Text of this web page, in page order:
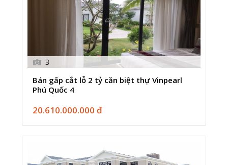
3
Bán gấp cắt lỗ 2 tỷ căn biệt thự Vinpearl
Phú Quốc 4
20.610.000.000 đ